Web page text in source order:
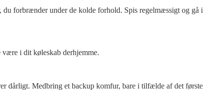
forbrænder under de kolde forhold. Spis regelmæssigt og gå i
i dit køleskab derhjemme.
dårligt. Medbring et backup komfur, bare i tilfælde af det første